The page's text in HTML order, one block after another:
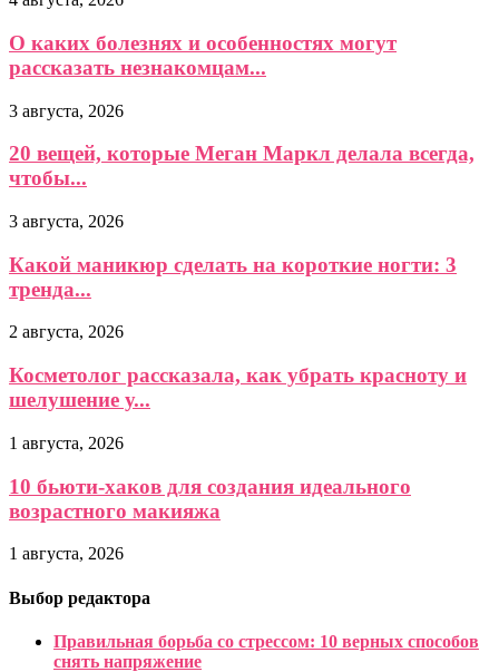
О каких болезнях и особенностях могут
рассказать незнакомцам...
3 августа, 2026
20 вещей, которые Меган Маркл делала всегда,
чтобы...
3 августа, 2026
Какой маникюр сделать на короткие ногти: 3
тренда...
2 августа, 2026
Косметолог рассказала, как убрать красноту и
шелушение у...
1 августа, 2026
10 бьюти-хаков для создания идеального
возрастного макияжа
1 августа, 2026
Выбор редактора
Правильная борьба со стрессом: 10 верных способов
снять напряжение